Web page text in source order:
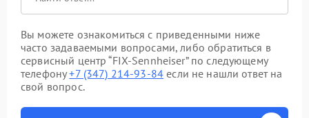
Вы можете ознакомиться с приведенными ниже
часто задаваемыми вопросами, либо обратиться в
сервисный центр “FIX-Sennheiser” по следующему
телефону+7 (347) 214-93-84 если не нашли ответ на
свой вопрос.